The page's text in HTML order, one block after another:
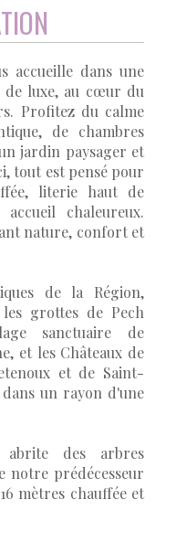
accueille dans une
de luxe, au cœur du
Profitez du calme
de chambres
jardin paysager et
tout est pensé pour
literie haut de
chaleureux.
nature, confort et
de la Région,
grottes de Pech
sanctuaire de
et les Châteaux de
et de Saint-
un rayon d'une
abrite des arbres
notre prédécesseur
mètres chauffée et